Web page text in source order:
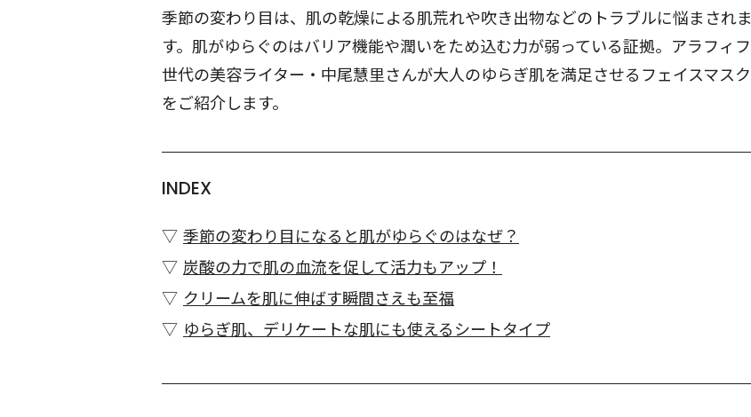
季節の変わり目は、肌の乾燥による肌荒れや吹き出物などのトラブルに悩まされま
す。肌がゆらぐのはバリア機能や潤いをため込む力が弱っている証拠。アラフィフ
世代の美容ライター・中尾慧里さんが大人のゆらぎ肌を満足させるフェイスマスク
をご紹介します。
INDEX
季節の変わり目になると肌がゆらぐのはなぜ？
炭酸の力で肌の血流を促して活力もアップ！
クリームを肌に伸ばす瞬間さえも至福
ゆらぎ肌、デリケートな肌にも使えるシートタイプ